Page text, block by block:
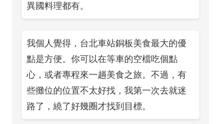
異國料理都有。
我個人覺得，台北車站銅板美食最大的優
點是方便。你可以在等車的空檔吃個點
心，或者專程來一趟美食之旅。不過，有
些攤位的位置不太好找，我第一次去就迷
路了，繞了好幾圈才找到目標。